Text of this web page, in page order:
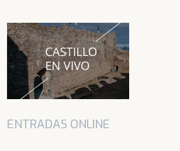
ENTRADAS ONLINE